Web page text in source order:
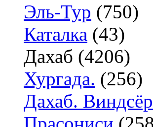
Эль-Тур (750)
Каталка (43)
Дахаб (4206)
Хургада. (256)
Дахаб.